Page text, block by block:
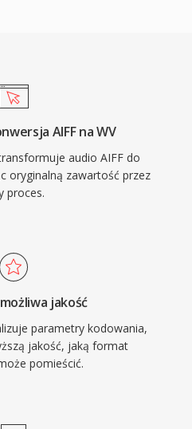
sprzecie.
z
i wieloma innymi
obsluguje rowniez
tagi APEv2, osadzone
muzycznych.
AIFF na WV
audio AIFF do
oryginalną zawartość przez
proces.
jakość
parametry kodowania,
jakość, jaką format
pomieścić.